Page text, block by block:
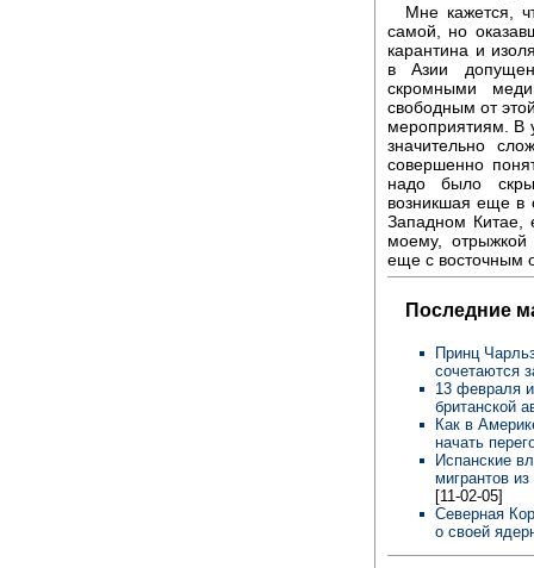
Мне кажется,
самой, но
карантина и
в Азии
скромными
свободным от
мероприятиям. В
значительно
совершенно
надо было
возникшая еще в
Западном Китае,
моему, отрыжкой
еще с восточным
Последние
Принц
сочетаются
13 февраля
британской
Как в
начать
Испанские
мигрантов
[11-02-05]
Северная
о своей